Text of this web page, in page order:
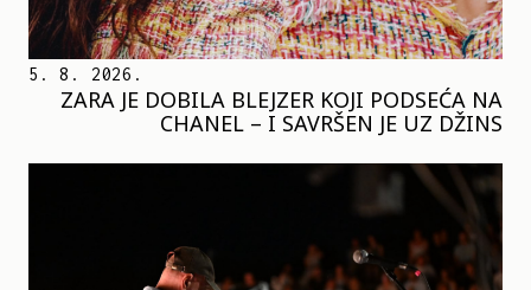
5. 8. 2026.
ZARA JE DOBILA BLEJZER KOJI PODSEĆA NA
CHANEL – I SAVRŠEN JE UZ DŽINS